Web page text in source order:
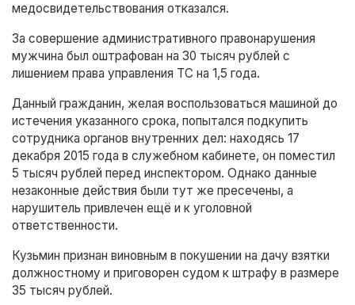
медосвидетельствования отказался.
За совершение административного правонарушения
мужчина был оштрафован на 30 тысяч рублей с
лишением права управления ТС на 1,5 года.
Данный гражданин, желая воспользоваться машиной до
истечения указанного срока, попытался подкупить
сотрудника органов внутренних дел: находясь 17
декабря 2015 года в служебном кабинете, он поместил
5 тысяч рублей перед инспектором. Однако данные
незаконные действия были тут же пресечены, а
нарушитель привлечен ещё и к уголовной
ответственности.
Кузьмин признан виновным в покушении на дачу взятки
должностному и приговорен судом к штрафу в размере
35 тысяч рублей.